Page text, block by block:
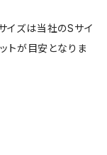
イズは当社のSサイ
トが目安となりま